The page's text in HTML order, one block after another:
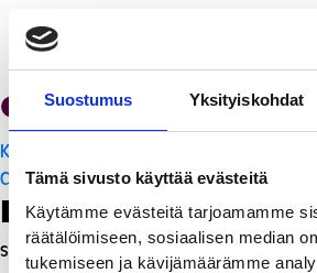
Suostumus Yksityiskohdat
Tämä sivusto käyttää evästeitä
Käytämme evästeitä tarjoamamme
räätälöimiseen, sosiaalisen median
tukemiseen ja kävijämäärämme
Cafe Solo
Artikkelien
selaus
K-Citymarket Pori Puuvilla
Cafe Solo
Leave a Reply
Sinun täytyy kirjautua sisään